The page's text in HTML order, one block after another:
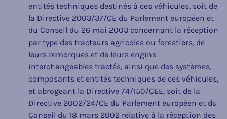
entités techniques destinés à ces véhicules, soit de
la Directive 2003/37/CE du Parlement européen et
du Conseil du 26 mai 2003 concernant la réception
par type des tracteurs agricoles ou forestiers, de
leurs remorques et de leurs engins
interchangeables tractés, ainsi que des systèmes,
composants et entités techniques de ces véhicules,
et abrogeant la Directive 74/150/CEE, soit de la
Directive 2002/24/CE du Parlement européen et du
Conseil du 18 mars 2002 relative à la réception des